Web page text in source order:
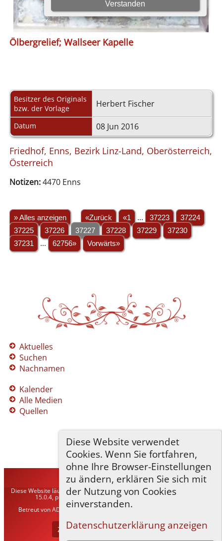
Diese Website verwendet
Cookies. Wenn Sie fortfahren,
ohne Ihre Browser-Einstellungen
zu ändern, erklären Sie sich mit
der Nutzung von Cookies
einverstanden.
Datenschutzerklärung anzeigen
Ölbergrelief; Wallseer Kapelle
Besitzer des Originals
bzw. der Vorlage
Herbert Fischer
Datum 08 Jun 2016
Friedhof, Enns, Bezirk Linz-Land, Oberösterreich,
Österreich
Notizen:4470 Enns
» Alles anzeigen «Zurück «1 ... 37223
37224
37225
37226 37227 37228 37229
37230
37231
... 62756» Vorwärts»
Aktuelles
Suchen
Nachnamen
Kalender
Alle Medien
Quellen
TNG-ADLER©2026
Diese Website läuft mitThe Next Generation of Genealogy Sitebuilding
15.0.4, programmiert von Darrin Lythgoe © 2001-2026.
Betreut vonADLER Heraldisch-Genealogische Gesellschaft, Wien
Zur Desktop-Webseite wechseln